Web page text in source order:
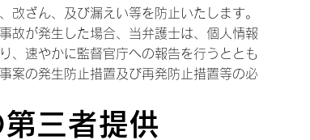
改ざん、及び漏えい等を防止いたします。
故が発生した場合、当弁護士は、個人情報
、速やかに監督官庁への報告を行うととも
案の発生防止措置及び再発防止措置等の必
三者提供